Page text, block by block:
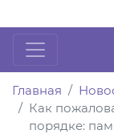
Главная
Как
порядке: